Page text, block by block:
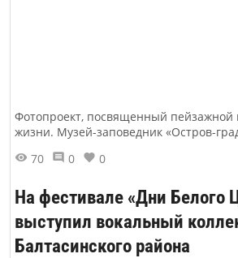
Фотопроект, посвященный пейзажной
жизни. Музей-заповедник «Остров-
70
0 0
На фестивале «Дни Белого
выступил вокальный
Балтасинского района